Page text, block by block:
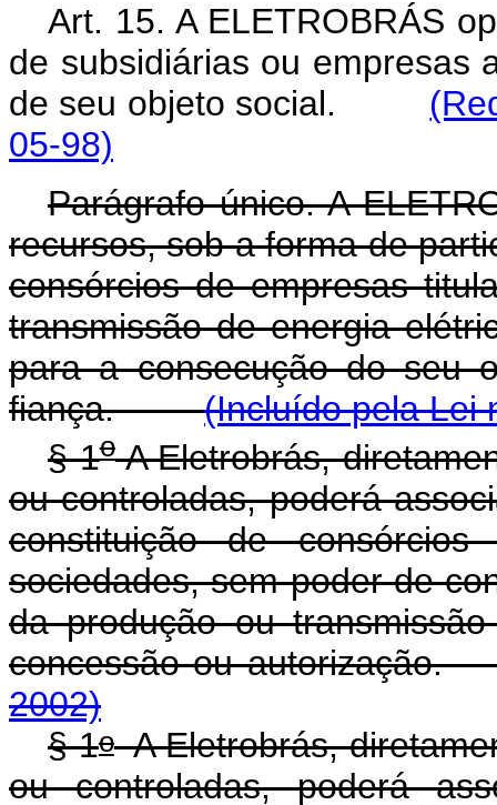
Art. 15. A ELETROBRÁS
de subsidiárias ou empresas
de seu objeto social.
05-98)
Parágrafo único. A
recursos, sob a forma de
consórcios de empresas
transmissão de energia
para a consecução do seu
fiança.(Incluído pela Lei
§ 1oA Eletrobrás,
ou controladas, poderá
constituição de
sociedades, sem poder de
da produção ou
concessão ou
2002)
§ 1oA Eletrobrás,
ou controladas, poderá